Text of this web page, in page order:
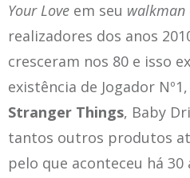
Your Love em seu walkman
realizadores dos anos
cresceram nos 80 e isso
existência de Jogador
Stranger Things, Baby
tantos outros produtos
pelo que aconteceu há